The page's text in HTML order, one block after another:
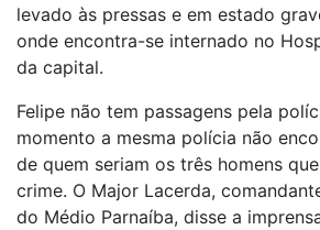
levado às pressas e em estado
onde encontra-se internado no
da capital.
Felipe não tem passagens pela
momento a mesma polícia não
de quem seriam os três homens
crime. O Major Lacerda,
do Médio Parnaíba, disse a